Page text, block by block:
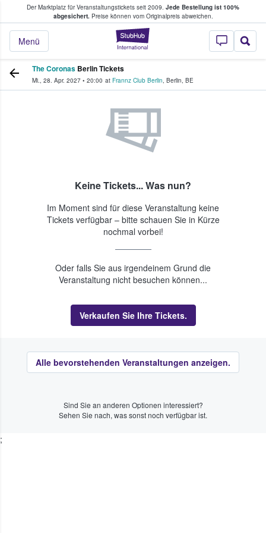
Der Marktplatz für Veranstaltungstickets seit 2009. Jede Bestellung ist 100%
abgesichert.Preise können vom Originalpreis abweichen.
StubHub - Wo
Menü
Tickets kaufen & verkaufen
The Coronas Berlin Tickets
Mi., 28. Apr. 2027 • 20:00 at Frannz Club Berlin, Berlin, BE
Keine Tickets... Was nun?
Im Moment sind für diese Veranstaltung keine
Tickets verfügbar – bitte schauen Sie in Kürze
nochmal vorbei!
Oder falls Sie aus irgendeinem Grund die
Veranstaltung nicht besuchen können...
Verkaufen Sie Ihre Tickets.
Alle bevorstehenden Veranstaltungen anzeigen.
Sind Sie an anderen Optionen interessiert?
Sehen Sie nach, was sonst noch verfügbar ist.
;